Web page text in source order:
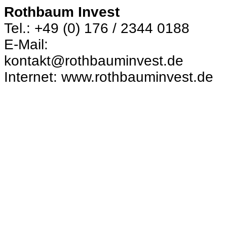
Rothbaum Invest
Tel.: +49 (0) 176 / 2344 0188
E-Mail:
kontakt@rothbauminvest.de
Internet: www.rothbauminvest.de